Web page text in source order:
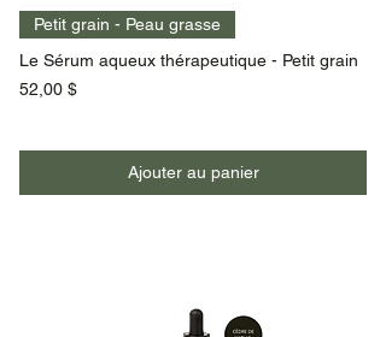
Petit grain - Peau grasse
Le Sérum aqueux thérapeutique - Petit grain
Prix
52,00 $
Ajouter au panier